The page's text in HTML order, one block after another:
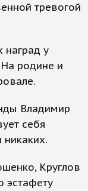
тревогой
наград у
родине и
Владимир
себя
никаких.
Круглов
эстафету